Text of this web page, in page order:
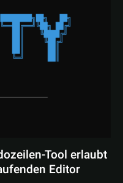
Tool erlaubt
Editor